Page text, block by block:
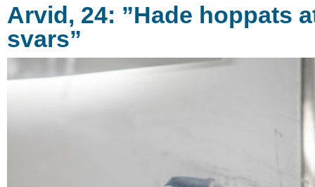
Arvid, 24: ”Hade hoppats
svars”